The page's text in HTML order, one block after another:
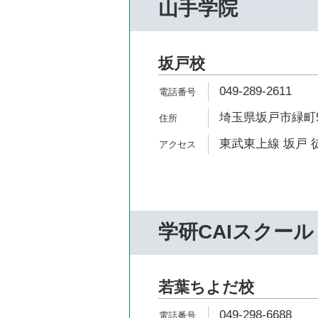
山手学院
坂戸校
049-289-2611
埼玉県坂戸市緑町
東武東上線 坂戸
学研CAIスクール
若葉ちよだ校
049-298-6688